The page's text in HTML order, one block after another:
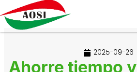
2025-09-26
Ahorre tiempo y